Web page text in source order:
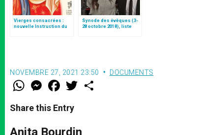
Vierges consacrées :
nouvelle Instruction du
Synode des évêques (3-
28 octobre 2018), liste
NOVEMBRE 27, 2021 23:50 DOCUMENTS
W
t
s
p
M
e
s
e
g
F
a
e
b
o
w
r
Share this Entry
Anita Bourdin